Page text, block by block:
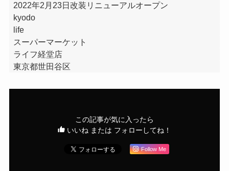
2022年2月23日改装リニューアルオープン
kyodo
life
スーパーマーケット
ライフ経堂店
東京都世田谷区
この記事が気に入ったら
いいね または フォローしてね！
Follow Me